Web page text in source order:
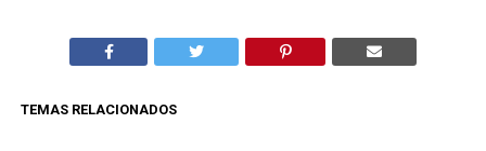
TEMAS RELACIONADOS